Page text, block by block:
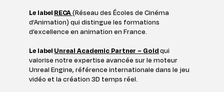
Le label RECA(Réseau des Écoles de Cinéma
d’Animation) qui distingue les formations
d’excellence en animation en France.
Le label Unreal Academic Partner – Goldqui
valorise notre expertise avancée sur le moteur
Unreal Engine, référence internationale dans le jeu
vidéo et la création 3D temps réel.